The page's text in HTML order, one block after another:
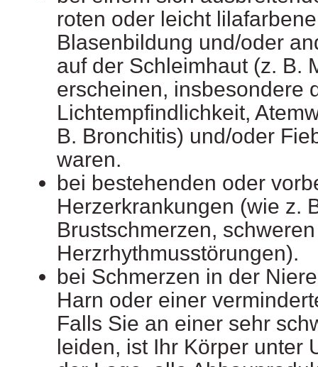
roten oder leicht
Blasenbildung und/oder
auf der Schleimhaut (z. B.
erscheinen, insbesondere
Lichtempfindlichkeit,
B. Bronchitis) und/oder
waren.
bei bestehenden oder
Herzerkrankungen (wie z.
Brustschmerzen, schweren
Herzrhythmusstörungen).
bei Schmerzen in der
Harn oder einer
Falls Sie an einer sehr
leiden, ist Ihr Körper unter